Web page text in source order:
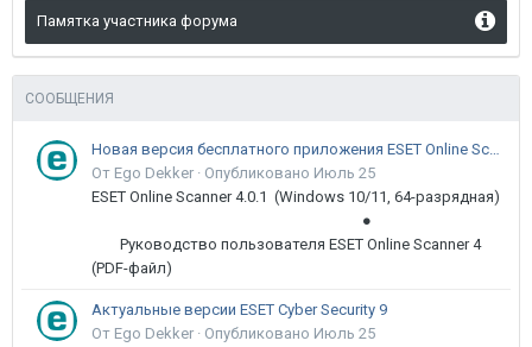
Памятка участника форума
СООБЩЕНИЯ
Новая версия бесплатного приложения ESET Online Scanner доступна пользователям
От Ego Dekker · Опубликовано Июль 25
ESET Online Scanner 4.0.1 (Windows 10/11, 64-разрядная)
●
Руководство пользователя ESET Online Scanner 4
(PDF-файл)
Актуальные версии ESET Cyber Security 9
От Ego Dekker · Опубликовано Июль 25